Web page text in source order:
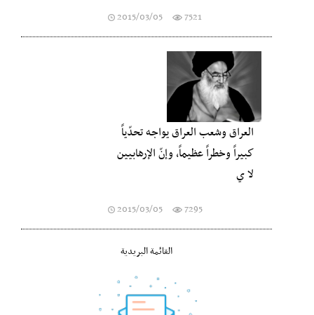
2015/03/05 7521
العراق وشعب العراق يواجه تحدّياً
كبيراً وخطراً عظيماً، وإنّ الإرهابيين
لا ي
2015/03/05 7295
القائمة البريدية